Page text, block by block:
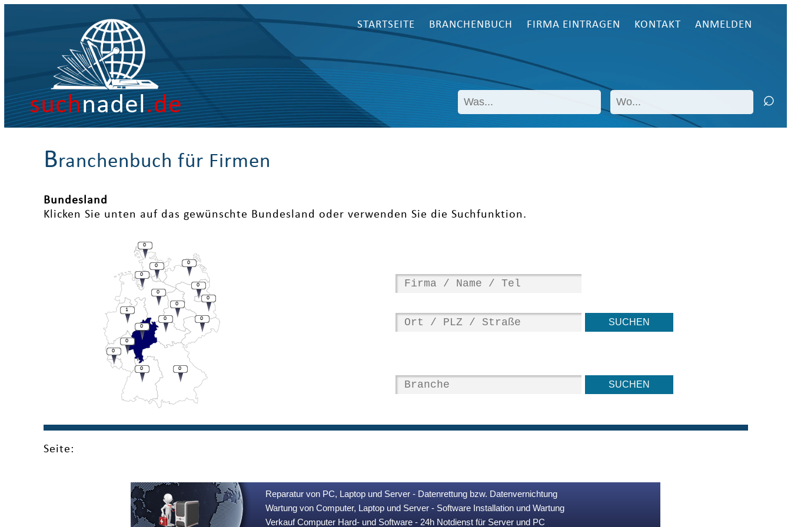
suchnadel.de
STARTSEITE BRANCHENBUCH FIRMA EINTRAGEN KONTAKT ANMELDEN
Branchenbuch für Firmen
Bundesland
Klicken Sie unten auf das gewünschte Bundesland oder verwenden Sie die Suchfunktion.
0
0
1
0
0
0
0
0
0
0
0
0
0
0
0
0
Seite:
Reparatur von PC, Laptop und Server - Datenrettung bzw. Datenvernichtung
Wartung von Computer, Laptop und Server - Software Installation und Wartung
Verkauf Computer Hard- und Software - 24h Notdienst für Server und PC